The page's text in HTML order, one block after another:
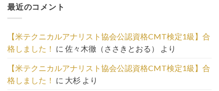
事
の
覧
は
こ
ち
ら
最近のコメント
【米テクニカルアナリスト協会公認資格CMT検定1級】合
格しました！ に 佐々木徹（ささきとおる） より
【米テクニカルアナリスト協会公認資格CMT検定1級】合
格しました！ に 大杉 より